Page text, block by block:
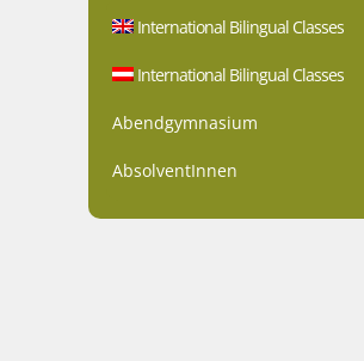
International Bilingual Classes
International Bilingual Classes
Abendgymnasium
AbsolventInnen